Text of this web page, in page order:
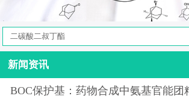
新闻资讯
BOC保护基：药物合成中氨基官能团